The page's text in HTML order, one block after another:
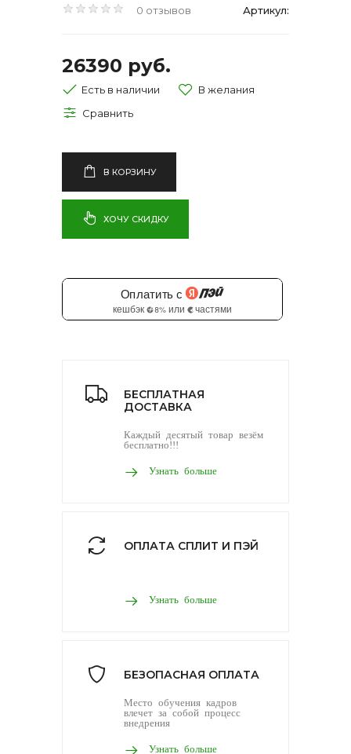
0 отзывов Артикул:
26390 руб.
Есть в наличии
В КОРЗИНУ
ХОЧУ СКИДКУ
БЕСПЛАТНАЯ
ДОСТАВКА
Каждый десятый товар везём
бесплатно!!!
Узнать больше
ОПЛАТА СПЛИТ И ПЭЙ
Узнать больше
БЕЗОПАСНАЯ ОПЛАТА
Место обучения кадров
влечет за собой процесс
внедрения
Узнать больше